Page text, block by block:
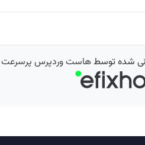
شده توسطهاست وردپرس پرسرعت